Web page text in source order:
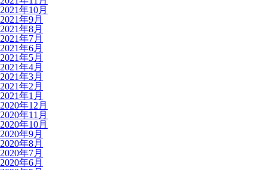
2021年10月
2021年9月
2021年8月
2021年7月
2021年6月
2021年5月
2021年4月
2021年3月
2021年2月
2021年1月
2020年12月
2020年11月
2020年10月
2020年9月
2020年8月
2020年7月
2020年6月